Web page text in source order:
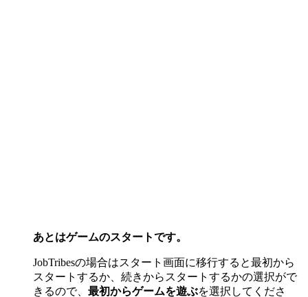
あとはゲームのスタートです。
JobTribesの場合はスタート画面に移行すると最初から
スタートするか、続きからスタートするかの選択がで
きるので、 最初からゲームを遊ぶを選択してくださ